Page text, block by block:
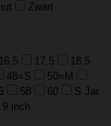
Zwart
16.5 17.5
18.5
48=S
50=M
58 60
S Jar
inch